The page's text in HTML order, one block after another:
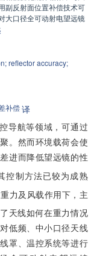
副反射面位置补偿技术可
大口径全可动射电望远镜
reflector accuracy;
补偿译
导航等领域，可通过
。然而环境载荷会使
进而降低望远镜的性
控制方法已较为成熟
力及风载作用下，主
天线如何在重力情况
低频、中小口径天线
罩、温控系统等进行